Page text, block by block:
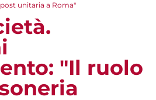
unitaria a Roma"
"Il ruolo